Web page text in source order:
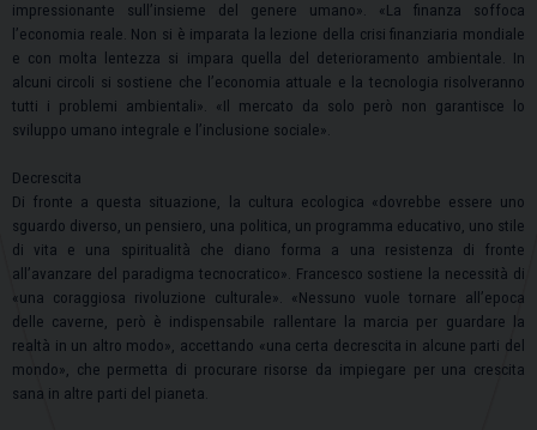
impressionante sull’insieme del genere umano». «La finanza soffoca
l’economia reale. Non si è imparata la lezione della crisi finanziaria mondiale
e con molta lentezza si impara quella del deterioramento ambientale. In
alcuni circoli si sostiene che l’economia attuale e la tecnologia risolveranno
tutti i problemi ambientali». «Il mercato da solo però non garantisce lo
sviluppo umano integrale e l’inclusione sociale».
Decrescita
Di fronte a questa situazione, la cultura ecologica «dovrebbe essere uno
sguardo diverso, un pensiero, una politica, un programma educativo, uno stile
di vita e una spiritualità che diano forma a una resistenza di fronte
all’avanzare del paradigma tecnocratico». Francesco sostiene la necessità di
«una coraggiosa rivoluzione culturale». «Nessuno vuole tornare all’epoca
delle caverne, però è indispensabile rallentare la marcia per guardare la
realtà in un altro modo», accettando «una certa decrescita in alcune parti del
mondo», che permetta di procurare risorse da impiegare per una crescita
sana in altre parti del pianeta.